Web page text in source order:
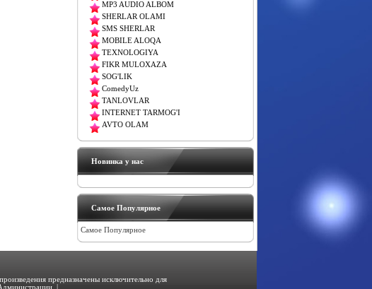
MP3 AUDIO ALBOM
SHERLAR OLAMI
SMS SHERLAR
MOBILE ALOQA
TEXNOLOGIYA
FIKR MULOXAZA
SOG'LIK
ComedyUz
TANLOVLAR
INTERNET TARMOG'I
AVTO OLAM
Новинка у нас
Самое Популярное
Самое Популярное
предназначены исключительно для
|